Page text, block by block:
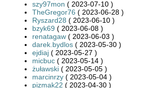
szy97mon ( 2023-07-10 )
TheGregor76 ( 2023-06-28 )
Ryszard28 ( 2023-06-10 )
bzyk69 ( 2023-06-08 )
renatagaw ( 2023-06-03 )
darek.bydlos ( 2023-05-30 )
ejdiaj ( 2023-05-27 )
micbuc ( 2023-05-14 )
żuławski ( 2023-05-05 )
marcinrzy ( 2023-05-04 )
pizmak22 ( 2023-04-30 )